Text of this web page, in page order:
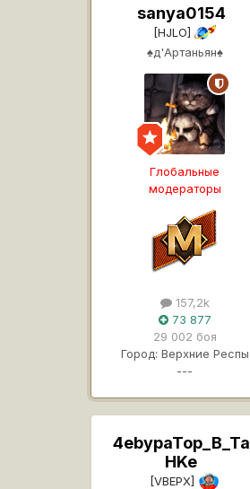
sanya0154
[HJLO]
♠д'Артаньян♠
Глобальные
модераторы
157,2k
73 877
29 002 боя
Город: Верхние Респы
---
4ebypaTop_B_Ta
HKe
[VBEPX]